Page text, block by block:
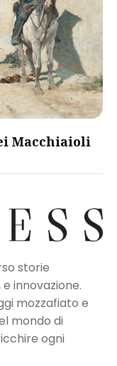
Macchiaioli
storie
innovazione.
mozzafiato e
mondo di
ogni